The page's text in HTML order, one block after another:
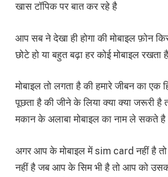
खास टॉपिक पर बात कर रहे है
आप सब ने देखा ही होगा की मोबाइल फ़ोन
छोटे हो या बहुत बढ़ा हर कोई मोबाइल रखता है
मोबाइल तो लगता है की हमारे जीबन का एक
पूछता है की जीने के लिया क्या क्या जरूरी है
मकान के अलाबा मोबाइल का नाम ले सकते है
अगर आप के मोबाइल में sim card नहीं है
नहीं है जब आप के सिम भी है तो आप को